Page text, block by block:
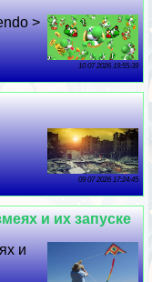
>
10 07 2026 19:55:39
09 07 2026 17:24:45
и их запуске
и